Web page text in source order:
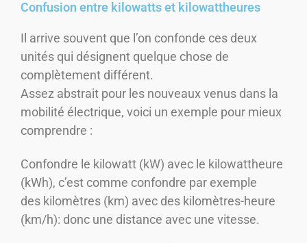
Confusion entre kilowatts et kilowattheures
Il arrive souvent que l’on confonde ces deux
unités qui désignent quelque chose de
complètement différent.
Assez abstrait pour les nouveaux venus dans la
mobilité électrique, voici un exemple pour mieux
comprendre :
Confondre le kilowatt (kW) avec le kilowattheure
(kWh), c’est comme confondre par exemple
des kilomètres (km) avec des kilomètres-heure
(km/h): donc une distance avec une vitesse.